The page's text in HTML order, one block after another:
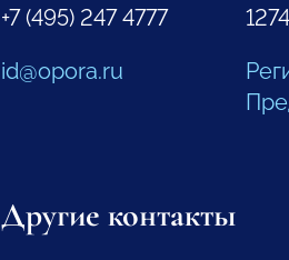
+7 (495) 247 4777
id@opora.ru
Другие контакты